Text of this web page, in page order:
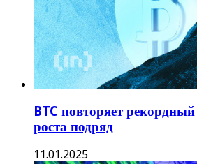
BTC повторяет
роста подряд
11.01.2025